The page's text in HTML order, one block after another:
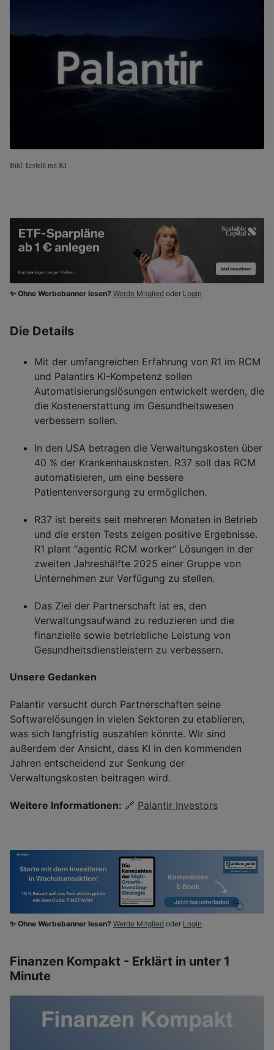
Bild: Erstellt mit KI
✨ Ohne Werbebanner lesen? Werde Mitglied oder Login
Die Details
Mit der umfangreichen Erfahrung von R1 im RCM
und Palantirs KI-Kompetenz sollen
Automatisierungslösungen entwickelt werden, die
die Kostenerstattung im Gesundheitswesen
verbessern sollen.
In den USA betragen die Verwaltungskosten über
40 % der Krankenhauskosten. R37 soll das RCM
automatisieren, um eine bessere
Patientenversorgung zu ermöglichen.
R37 ist bereits seit mehreren Monaten in Betrieb
und die ersten Tests zeigen positive Ergebnisse.
R1 plant “agentic RCM worker“ Lösungen in der
zweiten Jahreshälfte 2025 einer Gruppe von
Unternehmen zur Verfügung zu stellen.
Das Ziel der Partnerschaft ist es, den
Verwaltungsaufwand zu reduzieren und die
finanzielle sowie betriebliche Leistung von
Gesundheitsdienstleistern zu verbessern.
Unsere Gedanken
Palantir versucht durch Partnerschaften seine
Softwarelösungen in vielen Sektoren zu etablieren,
was sich langfristig auszahlen könnte. Wir sind
außerdem der Ansicht, dass KI in den kommenden
Jahren entscheidend zur Senkung der
Verwaltungskosten beitragen wird.
Weitere Informationen: 🔗 Palantir Investors
✨ Ohne Werbebanner lesen? Werde Mitglied oder Login
Finanzen Kompakt - Erklärt in unter 1
Minute